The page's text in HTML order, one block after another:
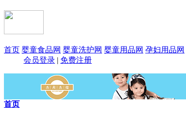
首页 婴童食品网 婴童洗护网 婴童用品网 孕妇用品网
会员登录 | 免费注册
首页